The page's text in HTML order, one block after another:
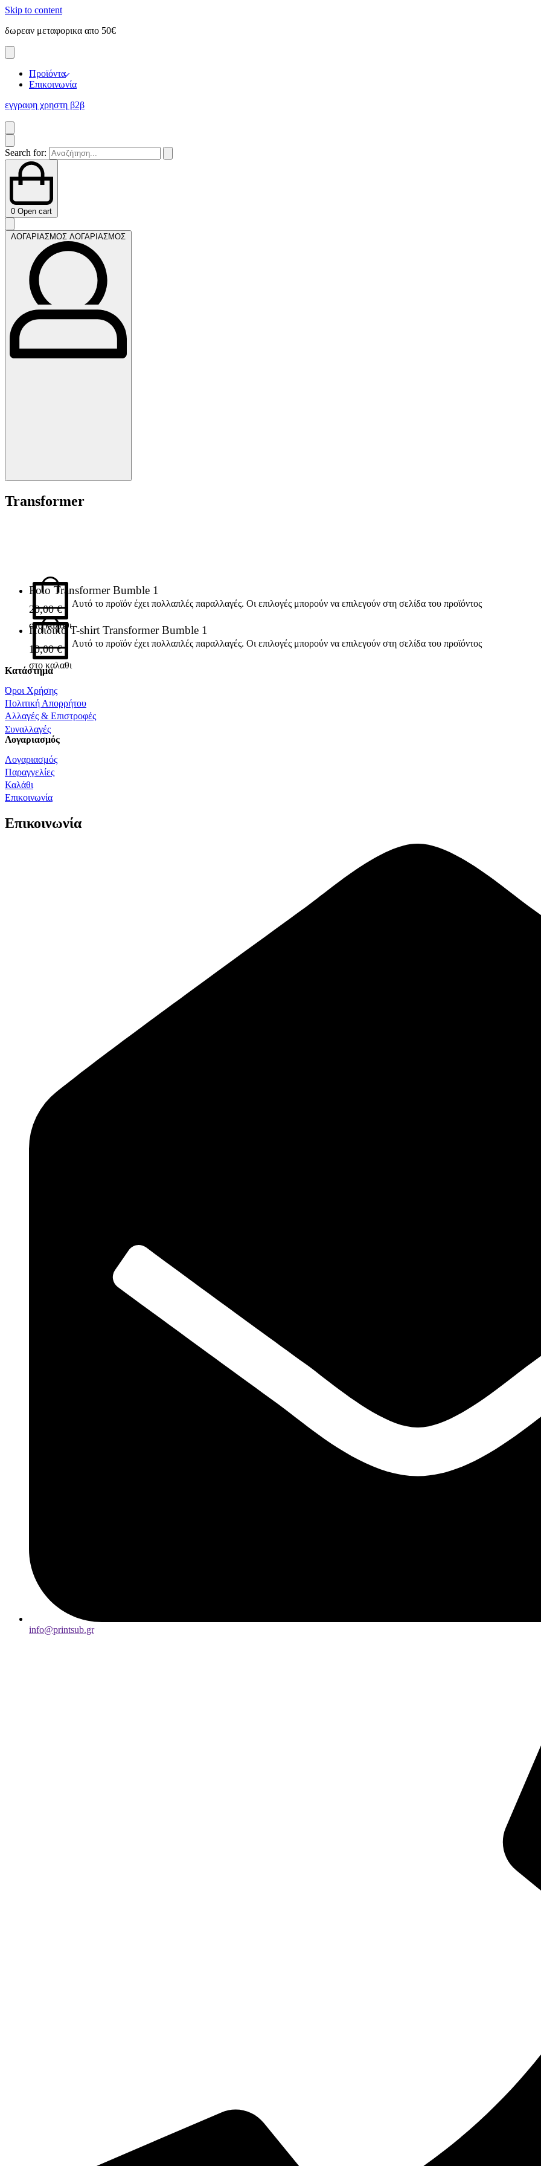
Skip to content
δωρεαν μεταφορικα απο 50€
Προϊόντα
Επικοινωνία
εγγραφη χρηστη β2β
Search for:
0 Open cart
ΛΟΓΑΡΙΑΣΜΟΣ ΛΟΓΑΡΙΑΣΜΟΣ
Transformer
στο καλαθι
Αυτό το προϊόν έχει πολλαπλές παραλλαγές. Οι επιλογές μπορούν να επιλεγούν στη σελίδα του προϊόντος
Polo Transformer Bumble 1
20,00€
στο καλαθι
Αυτό το προϊόν έχει πολλαπλές παραλλαγές. Οι επιλογές μπορούν να επιλεγούν στη σελίδα του προϊόντος
Παιδικό T-shirt Transformer Bumble 1
10,00€
Κατάστημα
Όροι Χρήσης
Πολιτική Απορρήτου
Αλλαγές & Επιστροφές
Συναλλαγές
Λογαριασμός
Λογαριασμός
Παραγγελίες
Καλάθι
Επικοινωνία
Επικοινωνία
info@printsub.gr